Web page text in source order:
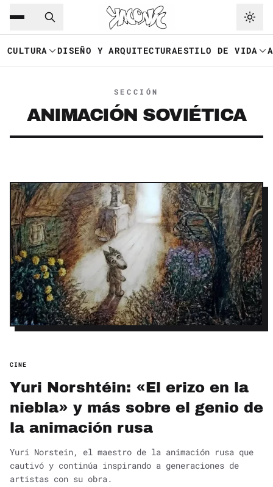
Saltar al contenido principal
CULTURA DISEÑO Y ARQUITECTURAESTILO DE VIDA
SECCIÓN
ANIMACIÓN SOVIÉTICA
CINE
Yuri Norshtéin: «El erizo en la
niebla» y más sobre el genio de
la animación rusa
Yuri Norstein, el maestro de la animación rusa que
cautivó y continúa inspirando a generaciones de
artistas con su obra.